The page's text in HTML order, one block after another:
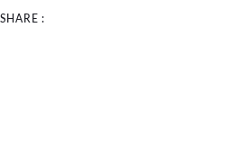
SHARE :